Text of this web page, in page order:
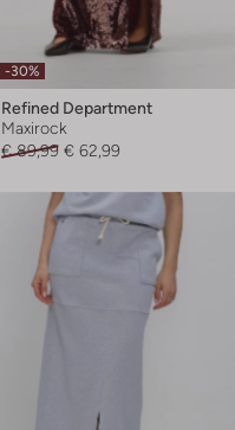
-30%
Refined Department
Maxirock
€ 89,99 € 62,99